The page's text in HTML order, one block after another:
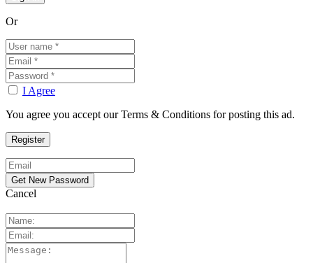
Or
I Agree
You agree you accept our Terms & Conditions for posting this ad.
Cancel